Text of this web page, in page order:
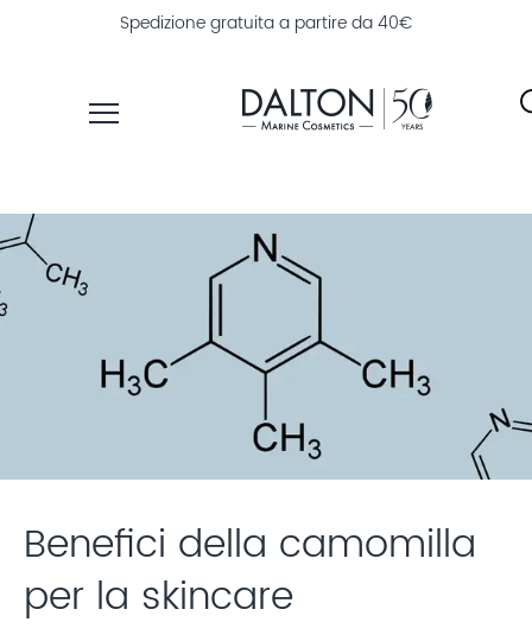
Spedizione gratuita a partire da 40€
LINEE
TROVA
Benefici della camomilla
per la skincare